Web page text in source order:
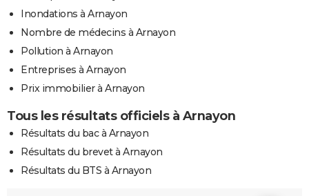
Inondations à Arnayon
Nombre de médecins à Arnayon
Pollution à Arnayon
Entreprises à Arnayon
Prix immobilier à Arnayon
Tous les résultats officiels à Arnayon
Résultats du bac à Arnayon
Résultats du brevet à Arnayon
Résultats du BTS à Arnayon